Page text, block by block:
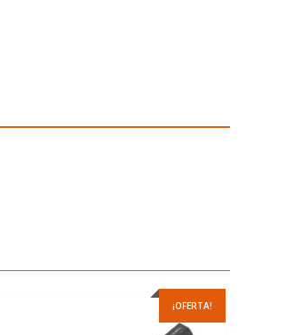
¡OFERTA!